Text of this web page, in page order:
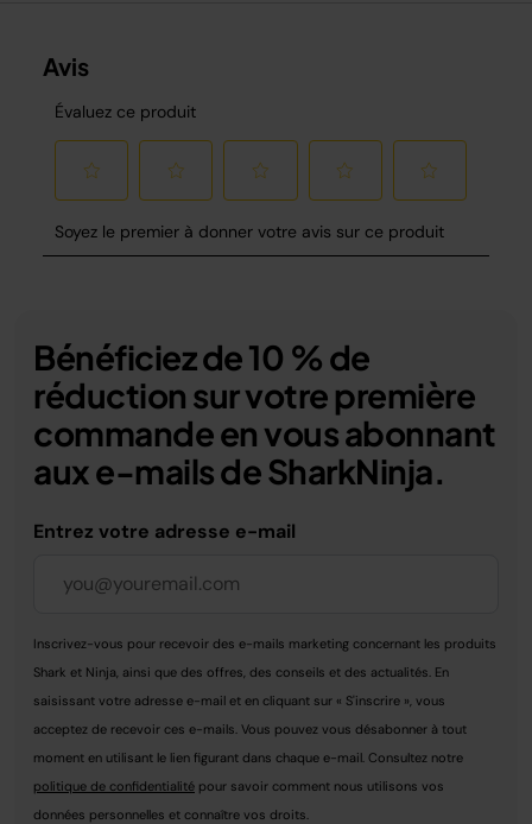
Bénéficiez de 10 % de
réduction sur votre première
commande en vous abonnant
aux e-mails de SharkNinja.
Entrez votre adresse e-mail
Inscrivez-vous pour recevoir des e-mails marketing concernant les produits
Shark et Ninja, ainsi que des offres, des conseils et des actualités. En
saisissant votre adresse e-mail et en cliquant sur « S'inscrire », vous
acceptez de recevoir ces e-mails. Vous pouvez vous désabonner à tout
moment en utilisant le lien figurant dans chaque e-mail. Consultez notre
politique de confidentialité pour savoir comment nous utilisons vos
données personnelles et connaître vos droits.